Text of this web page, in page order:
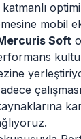
mobil
Soft